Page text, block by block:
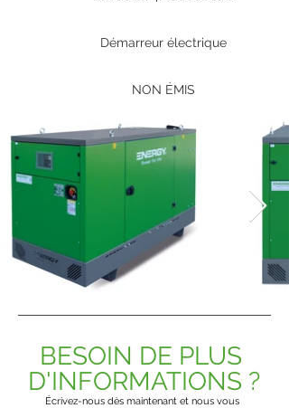
Démarreur électrique
NON ÉMIS
BESOIN DE PLUS
D'INFORMATIONS ?
Écrivez-nous dès maintenant et nous vous